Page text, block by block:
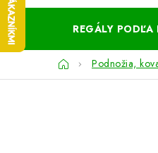
REGÁLY PODĽA
DomovPodnožia,